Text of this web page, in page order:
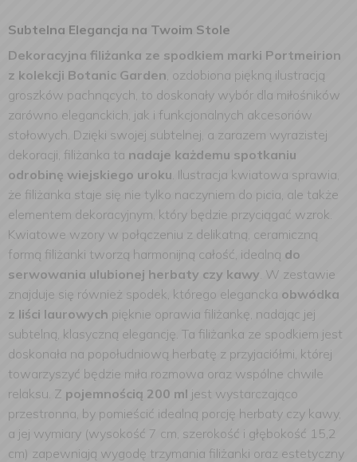
Subtelna Elegancja na Twoim Stole
Dekoracyjna filiżanka ze spodkiem marki Portmeirion
z kolekcji Botanic Garden, ozdobiona piękną ilustracją
groszków pachnących, to doskonały wybór dla miłośników
zarówno eleganckich, jak i funkcjonalnych akcesoriów
stołowych. Dzięki swojej subtelnej, a zarazem wyrazistej
dekoracji, filiżanka ta nadaje każdemu spotkaniu
odrobinę wiejskiego uroku. Ilustracja kwiatowa sprawia,
że filiżanka staje się nie tylko naczyniem do picia, ale także
elementem dekoracyjnym, który będzie przyciągać wzrok.
Kwiatowe wzory w połączeniu z delikatną, ceramiczną
formą filiżanki tworzą harmonijną całość, idealną do
serwowania ulubionej herbaty czy kawy. W zestawie
znajduje się również spodek, którego elegancka obwódka
z liści laurowych pięknie oprawia filiżankę, nadając jej
subtelną, klasyczną elegancję. Ta filiżanka ze spodkiem jest
doskonała na popołudniową herbatę z przyjaciółmi, której
towarzyszyć będzie miła rozmowa oraz wspólne chwile
relaksu. Z pojemnością 200 ml jest wystarczająco
przestronna, by pomieścić idealną porcję herbaty czy kawy,
a jej wymiary (wysokość 7 cm, szerokość i głębokość 15,2
cm) zapewniają wygodę trzymania filiżanki oraz estetyczny